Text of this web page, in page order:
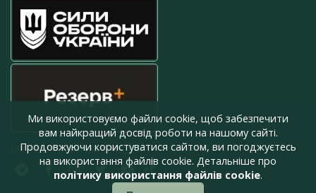
press@armyinform.com.ua
Ми використовуємо файли cookie, щоб забезпечити
вам найкращий досвід роботи на нашому сайті.
Продовжуючи користуватися сайтом, ви погоджуєтесь
на використання файлів cookie. Детальніше про
політику використання файлів cookie.